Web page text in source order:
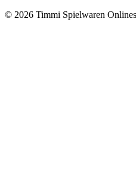
© 2026 Timmi Spielwaren